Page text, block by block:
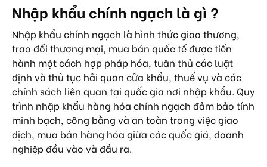
Nhập khẩu chính ngạch là gì ?
Nhập khẩu chính ngạch là hình thức giao thương,
trao đổi thương mại, mua bán quốc tế được tiến
hành một cách hợp pháp hóa, tuân thủ các luật
định và thủ tục hải quan cửa khẩu, thuế vụ và các
chính sách liên quan tại quốc gia nơi nhập khẩu. Quy
trình nhập khẩu hàng hóa chính ngạch đảm bảo tính
minh bạch, công bằng và an toàn trong việc giao
dịch, mua bán hàng hóa giữa các quốc giá, doanh
nghiệp đầu vào và đầu ra.